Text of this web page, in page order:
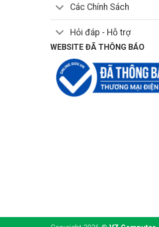
Các Chính Sách
Hỏi đáp - Hỗ trợ
WEBSITE ĐÃ THÔNG BÁO